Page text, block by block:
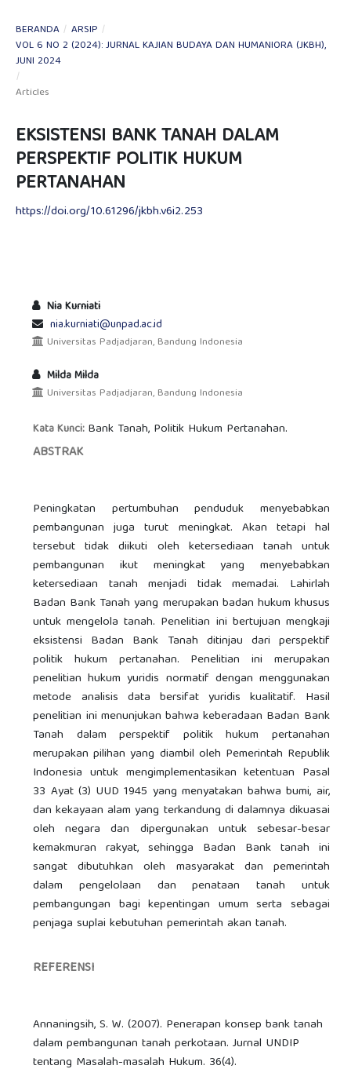
BERANDA / ARSIP /
VOL 6 NO 2 (2024): JURNAL KAJIAN BUDAYA DAN HUMANIORA (JKBH),
JUNI 2024
/
Articles
EKSISTENSI BANK TANAH DALAM
PERSPEKTIF POLITIK HUKUM
PERTANAHAN
https://doi.org/10.61296/jkbh.v6i2.253
Nia Kurniati
nia.kurniati@unpad.ac.id
Universitas Padjadjaran, Bandung Indonesia
Milda Milda
Universitas Padjadjaran, Bandung Indonesia
Kata Kunci: Bank Tanah, Politik Hukum Pertanahan.
ABSTRAK
Peningkatan pertumbuhan penduduk menyebabkan
pembangunan juga turut meningkat. Akan tetapi hal
tersebut tidak diikuti oleh ketersediaan tanah untuk
pembangunan ikut meningkat yang menyebabkan
ketersediaan tanah menjadi tidak memadai. Lahirlah
Badan Bank Tanah yang merupakan badan hukum khusus
untuk mengelola tanah. Penelitian ini bertujuan mengkaji
eksistensi Badan Bank Tanah ditinjau dari perspektif
politik hukum pertanahan. Penelitian ini merupakan
penelitian hukum yuridis normatif dengan menggunakan
metode analisis data bersifat yuridis kualitatif. Hasil
penelitian ini menunjukan bahwa keberadaan Badan Bank
Tanah dalam perspektif politik hukum pertanahan
merupakan pilihan yang diambil oleh Pemerintah Republik
Indonesia untuk mengimplementasikan ketentuan Pasal
33 Ayat (3) UUD 1945 yang menyatakan bahwa bumi, air,
dan kekayaan alam yang terkandung di dalamnya dikuasai
oleh negara dan dipergunakan untuk sebesar-besar
kemakmuran rakyat, sehingga Badan Bank tanah ini
sangat dibutuhkan oleh masyarakat dan pemerintah
dalam pengelolaan dan penataan tanah untuk
pembangungan bagi kepentingan umum serta sebagai
penjaga suplai kebutuhan pemerintah akan tanah.
REFERENSI
Annaningsih, S. W. (2007). Penerapan konsep bank tanah
dalam pembangunan tanah perkotaan. Jurnal UNDIP
tentang Masalah-masalah Hukum. 36(4).